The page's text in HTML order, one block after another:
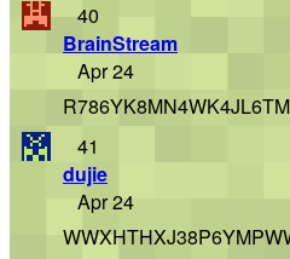
40
BrainStream
Apr 24
41
dujie
Apr 24